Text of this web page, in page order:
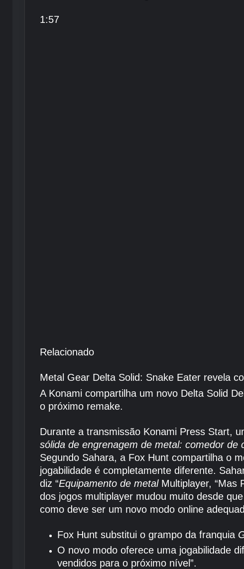
1:57
Relacionado
Metal Gear Delta Solid: Snake Eater revela
A Konami compartilha um novo Delta Solid
o próximo remake.
Durante a transmissão Konami Press Start,
sólida de engrenagem de metal: comedor de
Segundo Sahara, a Fox Hunt compartilha o
jogabilidade é completamente diferente.
diz “Equipamento de metalMultiplayer, “Mas
dos jogos multiplayer mudou muito desde que
como deve ser um novo modo online
Fox Hunt substitui o grampo da franquia
O novo modo oferece uma jogabilidade
vendidos para o próximo nível”.